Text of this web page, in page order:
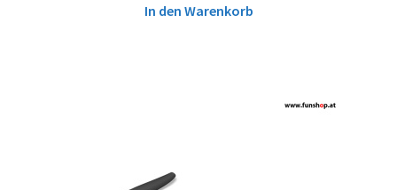
In den Warenkorb